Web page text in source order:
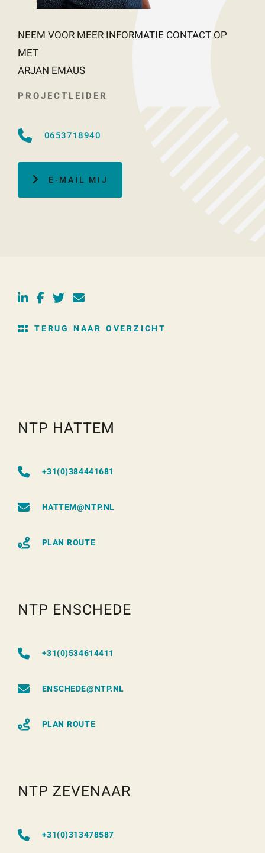
NEEM VOOR MEER INFORMATIE CONTACT OP
MET
ARJAN EMAUS
PROJECTLEIDER
0653718940
E-MAIL MIJ
TERUG NAAR OVERZICHT
NTP HATTEM
+31(0)384441681
HATTEM@NTP.NL
PLAN ROUTE
NTP ENSCHEDE
+31(0)534614411
ENSCHEDE@NTP.NL
PLAN ROUTE
NTP ZEVENAAR
+31(0)313478587